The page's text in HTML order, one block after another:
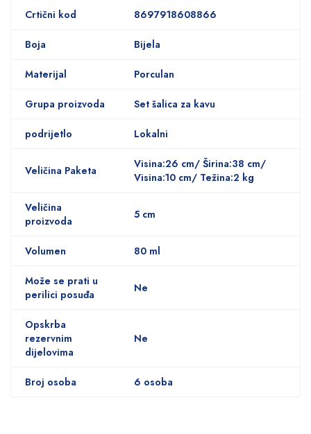
Crtični kod 8697918608866
Boja Bijela
Materijal Porculan
Grupa proizvoda Set šalica za kavu
podrijetlo Lokalni
Veličina Paketa
Visina:26 cm/ Širina:38 cm/
Visina:10 cm/ Težina:2 kg
Veličina
proizvoda
5 cm
Volumen 80 ml
Može se prati u
perilici posuđa
Ne
Opskrba
rezervnim
dijelovima
Ne
Broj osoba 6 osoba